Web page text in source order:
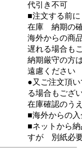
代引き不可
■注文する前に
在庫 納期の
海外からの商
遅れる場合も
納期厳守の方
遠慮ください
●又ご注文頂
る場合もござ
在庫確認のう
■海外からの
■ネットから
すが 別紙必